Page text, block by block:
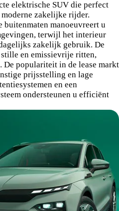
elektrische SUV die perfect
zakelijke rijder.
manoeuvreert u
terwijl het interieur
zakelijk gebruik. De
en emissievrije ritten,
De populariteit in de lease markt
prijsstelling en lage
en een
ondersteunen u efficiënt